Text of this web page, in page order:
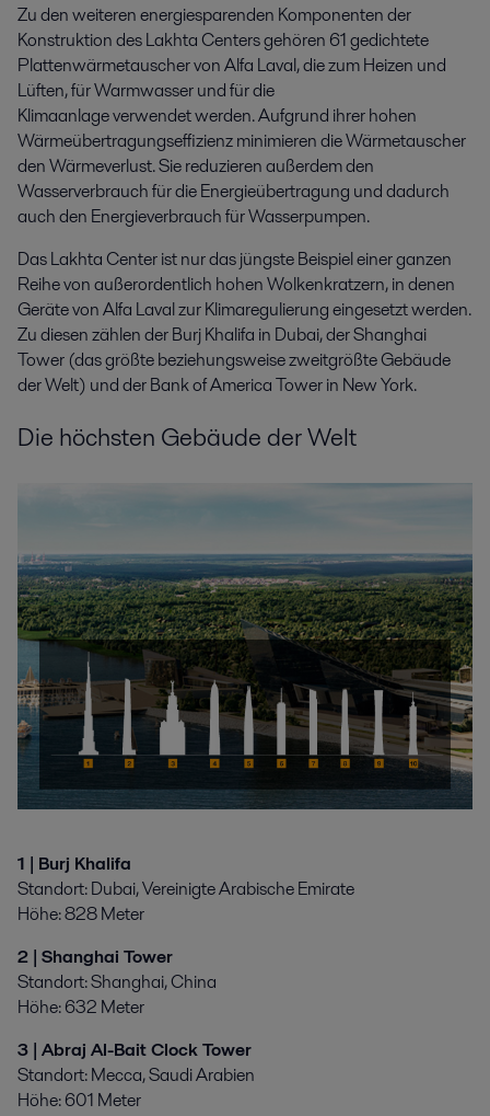
Zu den weiteren energiesparenden Komponenten der
Konstruktion des Lakhta Centers gehören 61 gedichtete
Plattenwärmetauscher von Alfa Laval, die zum Heizen und
Lüften, für Warmwasser und für die
Klimaanlage verwendet werden. Aufgrund ihrer hohen
Wärmeübertragungseffizienz minimieren die Wärmetauscher
den Wärmeverlust. Sie reduzieren außerdem den
Wasserverbrauch für die Energieübertragung und dadurch
auch den Energieverbrauch für Wasserpumpen.
Das Lakhta Center ist nur das jüngste Beispiel einer ganzen
Reihe von außerordentlich hohen Wolkenkratzern, in denen
Geräte von Alfa Laval zur Klimaregulierung eingesetzt werden.
Zu diesen zählen der Burj Khalifa in Dubai, der Shanghai
Tower (das größte beziehungsweise zweitgrößte Gebäude
der Welt) und der Bank of America Tower in New York.
Die höchsten Gebäude der Welt
1 | Burj Khalifa
Standort: Dubai, Vereinigte Arabische Emirate
Höhe: 828 Meter
2 | Shanghai Tower
Standort: Shanghai, China
Höhe: 632 Meter
3 | Abraj Al-Bait Clock Tower
Standort: Mecca, Saudi Arabien
Höhe: 601 Meter